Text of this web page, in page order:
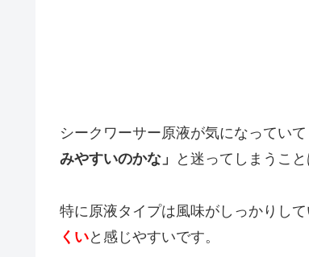
シークワーサー原液が気になっていて
みやすいのかな」
と迷ってしまうこと
特に原液タイプは風味がしっかりし
くいと感じやすいです。